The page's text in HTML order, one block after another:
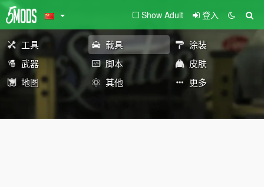
Show Adult 登入
工具 载具
涂装
武器
脚本
皮肤
地图
其他 更多